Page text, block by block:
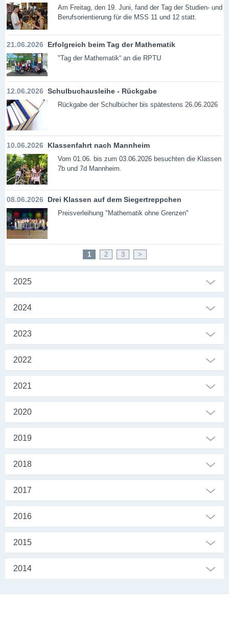
Am Freitag, den 19. Juni, fand der Tag der Studien- und
Berufsorientierung für die MSS 11 und 12 statt.
21.06.2026 Erfolgreich beim Tag der Mathematik
"Tag der Mathematik“ an die RPTU
12.06.2026 Schulbuchausleihe - Rückgabe
Rückgabe der Schulbücher bis spätestens 26.06.2026
10.06.2026 Klassenfahrt nach Mannheim
Vom 01.06. bis zum 03.06.2026 besuchten die Klassen
7b und 7d Mannheim.
08.06.2026 Drei Klassen auf dem Siegertreppchen
Preisverleihung "Mathematik ohne Grenzen"
1 2 3 >
2025
2024
2023
2022
2021
2020
2019
2018
2017
2016
2015
2014